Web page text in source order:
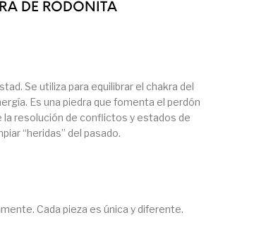
DE RODONITA
Se utiliza para equilibrar el chakra del
Es una piedra que fomenta el perdón
la resolución de conflictos y estados de
“heridas” del pasado.
Cada pieza es única y diferente.